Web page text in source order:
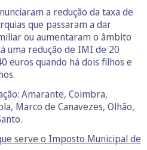
a redução da taxa de
que passaram a dar
ou aumentaram o âmbito
uma redução de IMI de 20
euros quando há dois filhos e
Amarante, Coimbra,
Marco de Canavezes, Olhão,
serve o Imposto Municipal de